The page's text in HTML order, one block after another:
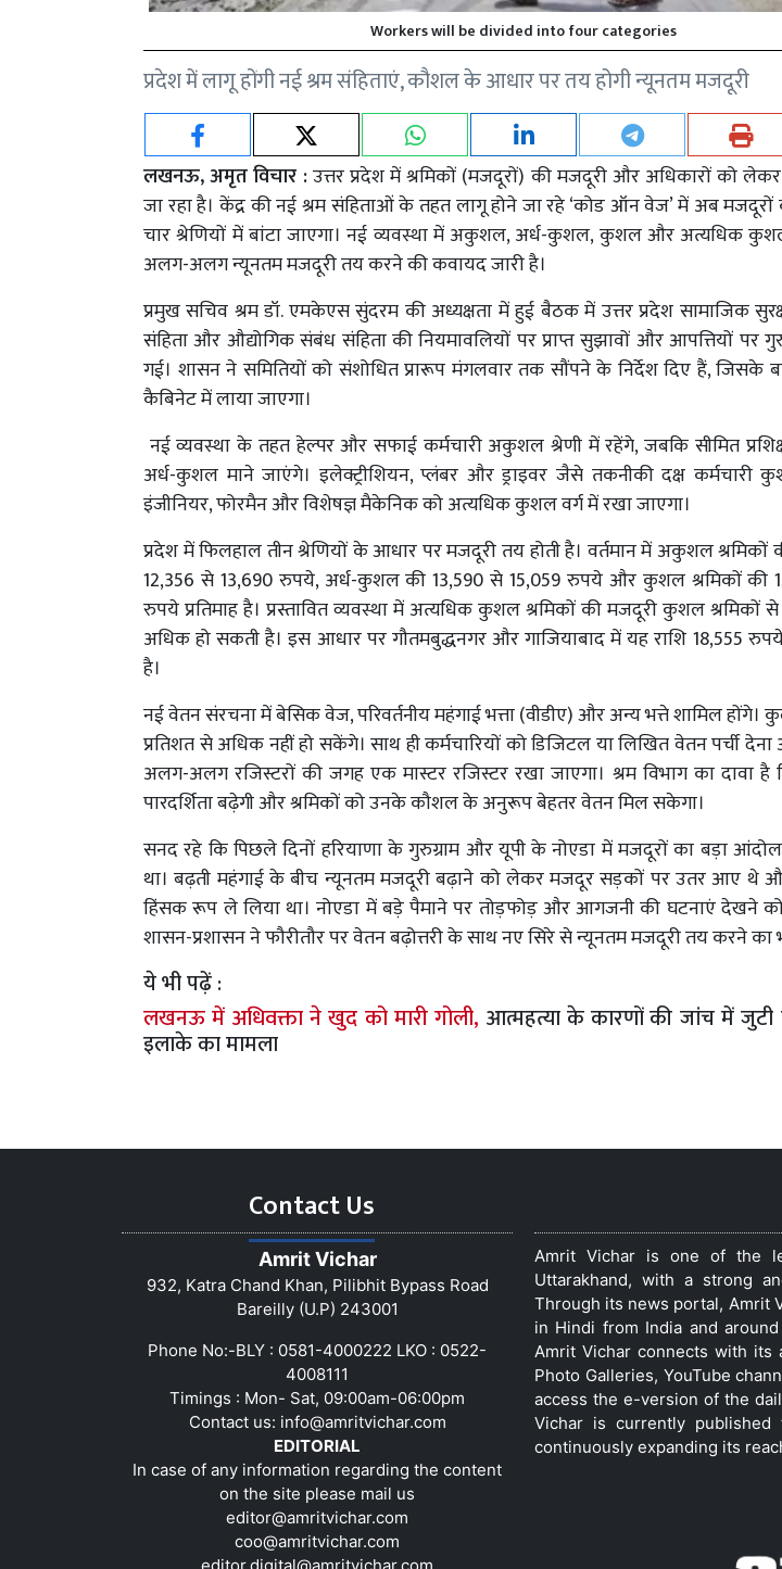
Workers will be divided into four categories
प्रदेश में लागू होंगी नई श्रम संहिताएं, कौशल के आधार पर तय होगी न्यूनतम मजदूरी
लखनऊ, अमृत विचार :उत्तर प्रदेश में श्रमिकों (मजदूरों) की मजदूरी और अधिकारों को
जा रहा है। केंद्र की नई श्रम संहिताओं के तहत लागू होने जा रहे ‘कोड ऑन वेज’ में अब
चार श्रेणियों में बांटा जाएगा। नई व्यवस्था में अकुशल, अर्ध-कुशल, कुशल और अत्यधिक
अलग-अलग न्यूनतम मजदूरी तय करने की कवायद जारी है।
प्रमुख सचिव श्रम डॉ. एमकेएस सुंदरम की अध्यक्षता में हुई बैठक में उत्तर प्रदेश सामाजिक
संहिता और औद्योगिक संबंध संहिता की नियमावलियों पर प्राप्त सुझावों और आपत्तियों पर
गई। शासन ने समितियों को संशोधित प्रारूप मंगलवार तक सौंपने के निर्देश दिए हैं, जिसके
कैबिनेट में लाया जाएगा।
नई व्यवस्था के तहत हेल्पर और सफाई कर्मचारी अकुशल श्रेणी में रहेंगे, जबकि सीमित
अर्ध-कुशल माने जाएंगे। इलेक्ट्रीशियन, प्लंबर और ड्राइवर जैसे तकनीकी दक्ष कर्मचारी
इंजीनियर, फोरमैन और विशेषज्ञ मैकेनिक को अत्यधिक कुशल वर्ग में रखा जाएगा।
प्रदेश में फिलहाल तीन श्रेणियों के आधार पर मजदूरी तय होती है। वर्तमान में अकुशल श्रमिकों
12,356 से 13,690 रुपये, अर्ध-कुशल की 13,590 से 15,059 रुपये और कुशल श्रमिकों की
रुपये प्रतिमाह है। प्रस्तावित व्यवस्था में अत्यधिक कुशल श्रमिकों की मजदूरी कुशल श्रमिकों
अधिक हो सकती है। इस आधार पर गौतमबुद्धनगर और गाजियाबाद में यह राशि 18,555
है।
नई वेतन संरचना में बेसिक वेज, परिवर्तनीय महंगाई भत्ता (वीडीए) और अन्य भत्ते शामिल
प्रतिशत से अधिक नहीं हो सकेंगे। साथ ही कर्मचारियों को डिजिटल या लिखित वेतन पर्ची देना
अलग-अलग रजिस्टरों की जगह एक मास्टर रजिस्टर रखा जाएगा। श्रम विभाग का दावा है
पारदर्शिता बढ़ेगी और श्रमिकों को उनके कौशल के अनुरूप बेहतर वेतन मिल सकेगा।
सनद रहे कि पिछले दिनों हरियाणा के गुरुग्राम और यूपी के नोएडा में मजदूरों का बड़ा
था। बढ़ती महंगाई के बीच न्यूनतम मजदूरी बढ़ाने को लेकर मजदूर सड़कों पर उतर आए
हिंसक रूप ले लिया था। नोएडा में बड़े पैमाने पर तोड़फोड़ और आगजनी की घटनाएं देखने को
शासन-प्रशासन ने फौरीतौर पर वेतन बढ़ोत्तरी के साथ नए सिरे से न्यूनतम मजदूरी तय करने का
ये भी पढ़ें :
लखनऊ में अधिवक्ता ने खुद को मारी गोली, आत्महत्या के कारणों की जांच में
इलाके का मामला
Contact Us
Amrit Vichar
932, Katra Chand Khan, Pilibhit Bypass Road
Bareilly (U.P) 243001
Phone No:-BLY : 0581-4000222 LKO : 0522-
4008111
Timings : Mon- Sat, 09:00am-06:00pm
Contact us: info@amritvichar.com
EDITORIAL
In case of any information regarding the content
on the site please mail us
editor@amritvichar.com
coo@amritvichar.com
Amrit Vichar is one of the
Uttarakhand, with a strong
Through its news portal, Amrit
in Hindi from India and
Amrit Vichar connects with its
Photo Galleries, YouTube
access the e-version of the
Vichar is currently published
continuously expanding its